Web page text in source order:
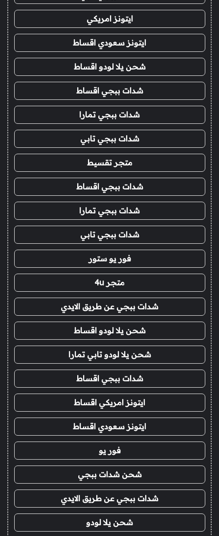
ايتونز امريكي
ايتونز سعودي اقساط
شحن يلا لودو اقساط
شدات ببجي اقساط
شدات ببجي تمارا
شدات ببجي تابي
متجر تقسيط
شدات ببجي اقساط
شدات ببجي تمارا
شدات ببجي تابي
فور يو ستور
متجر 4u
شدات ببجي عن طريق الايدي
شحن يلا لودو اقساط
شحن يلا لودو تابي تمارا
شدات ببجي اقساط
ايتونز امريكي اقساط
ايتونز سعودي اقساط
فور يو
شحن شدات ببجي
شدات ببجي عن طريق الايدي
شحن يلا لودو